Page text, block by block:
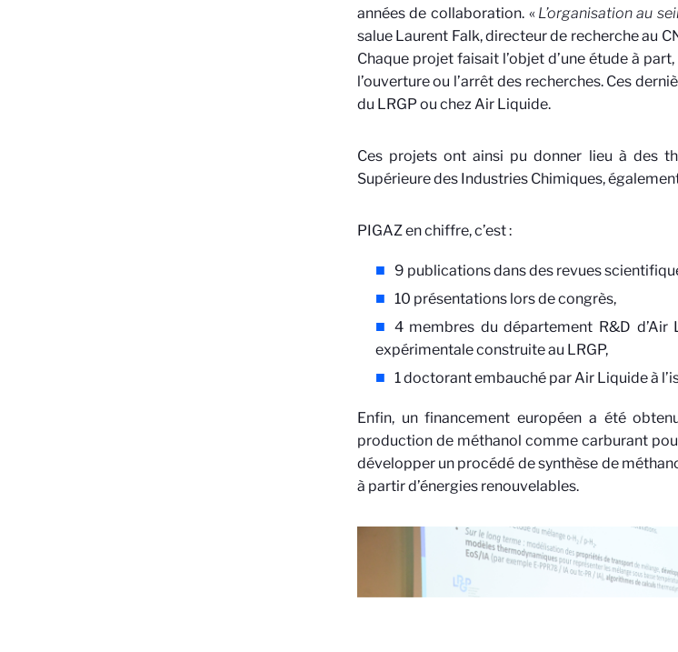
années de collaboration. « L’organisation au
salue Laurent Falk, directeur de recherche au
Chaque projet faisait l’objet d’une étude à
l’ouverture ou l’arrêt des recherches. Ces
du LRGP ou chez Air Liquide.
Ces projets ont ainsi pu donner lieu à des
Supérieure des Industries Chimiques,
PIGAZ en chiffre, c’est :
9 publications dans des revues
10 présentations lors de congrès,
4 membres du département R&D
expérimentale construite au LRGP,
1 doctorant embauché par Air Liquide à
Enfin, un financement européen a été
production de méthanol comme carburant
développer un procédé de synthèse de
à partir d’énergies renouvelables.